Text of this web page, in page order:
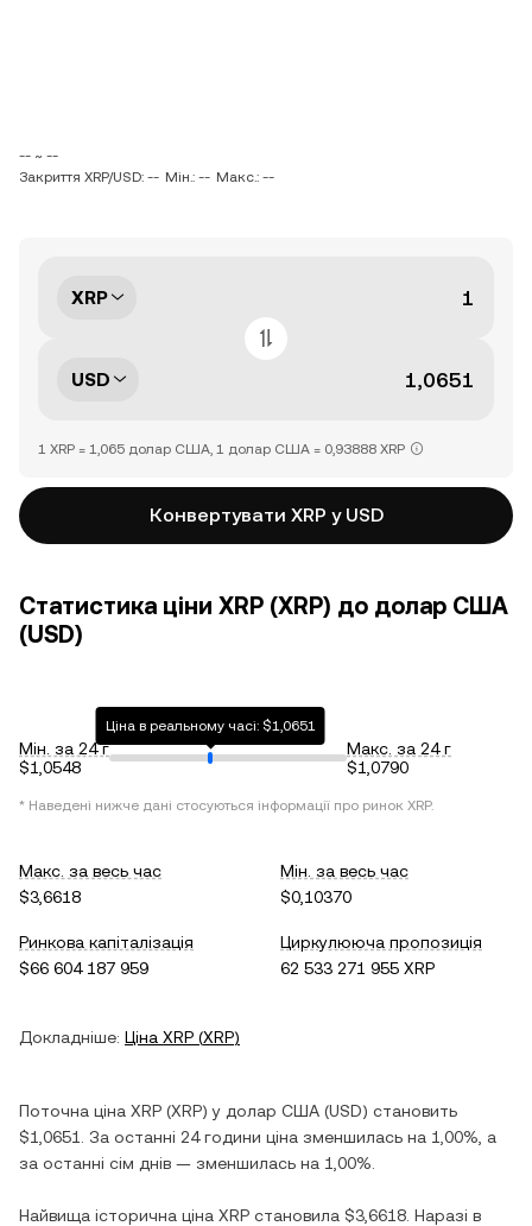
-- ~ --
Закриття XRP/USD: -- Мін.: -- Макс.: --
XRP
USD
1 XRP = 1,065 долар США, 1 долар США = 0,93888 XRP
Конвертувати XRP у USD
Статистика ціни XRP (XRP) до долар США
(USD)
Мін. за 24 г
$1,0548
Ціна в реальному часі: $1,0651
Макс. за 24 г
$1,0790
* Наведені нижче дані стосуються інформації про ринок XRP.
Макс. за весь час
$3,6618
Мін. за весь час
$0,10370
Ринкова капіталізація
$66 604 187 959
Циркулююча пропозиція
62 533 271 955 XRP
Докладніше: Ціна XRP (XRP)
Поточна ціна XRP (XRP) у долар США (USD) становить
$1,0651
. За останні 24 години ціна зменшилась на 1,00% , а
за останні сім днів — зменшилась на 1,00%
Найвища історична ціна XRP становила $3,6618 . Наразі в